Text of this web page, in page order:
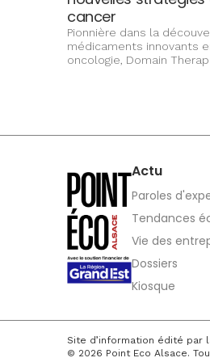
cancer
Pionnière dans la
médicaments innovants
oncologie, Domain
Actu
Paroles
Tendances
Vie des
Dossiers
Kiosque
Site d’information édité par
© 2026 Point Eco Alsace.